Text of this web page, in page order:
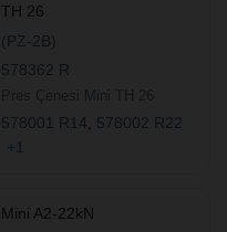
TH 26
(PZ-2B)
578362 R
578001 R14
578002 R22
+1
Mini A2-22kN